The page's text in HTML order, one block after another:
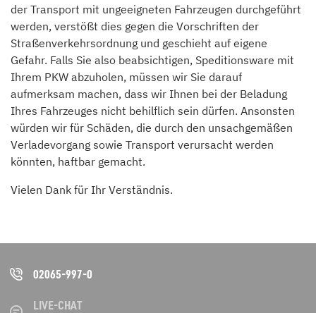
der Transport mit ungeeigneten Fahrzeugen durchgeführt
werden, verstößt dies gegen die Vorschriften der
Straßenverkehrsordnung und geschieht auf eigene
Gefahr. Falls Sie also beabsichtigen, Speditionsware mit
Ihrem PKW abzuholen, müssen wir Sie darauf
aufmerksam machen, dass wir Ihnen bei der Beladung
Ihres Fahrzeuges nicht behilflich sein dürfen. Ansonsten
würden wir für Schäden, die durch den unsachgemäßen
Verladevorgang sowie Transport verursacht werden
könnten, haftbar gemacht.
Vielen Dank für Ihr Verständnis.
02065-997-0
LIVE-CHAT